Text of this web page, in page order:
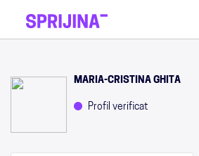
MARIA-CRISTINA GHITA
Profil verificat